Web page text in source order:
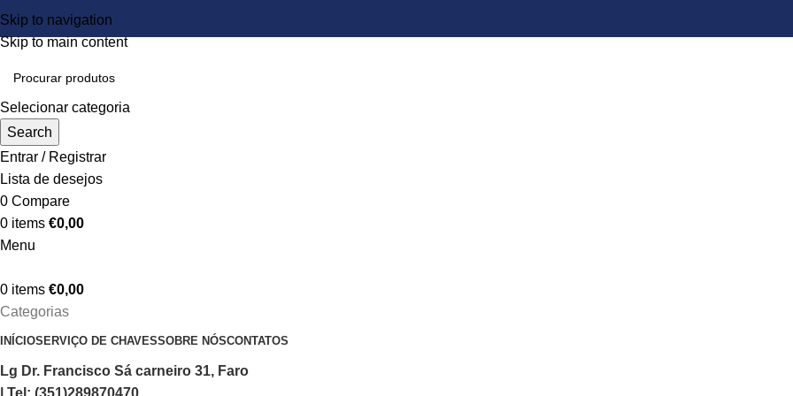
Skip to navigation
Skip to main content
Selecionar categoria
Search
Entrar / Registrar
Lista de desejos
0 Compare
0 items €0,00
Menu
0 items €0,00
Categorias
INÍCIOSERVIÇO DE CHAVESSOBRE NÓSCONTATOS
Lg Dr. Francisco Sá carneiro 31, Faro
| Tel: (351)289870470